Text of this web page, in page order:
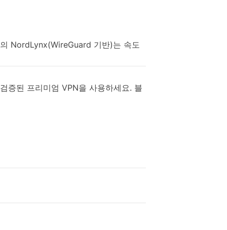
NordLynx(WireGuard 기반)는 속도
증된 프리미엄 VPN을 사용하세요. 블